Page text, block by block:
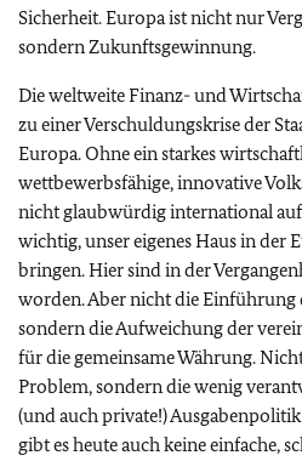
Sicherheit. Europa ist nicht nur
sondern Zukunftsgewinnung.
Die weltweite Finanz- und
zu einer Verschuldungskrise der
Europa. Ohne ein starkes
wettbewerbsfähige, innovative
nicht glaubwürdig international
wichtig, unser eigenes Haus in der
bringen. Hier sind in der
worden. Aber nicht die Einführung
sondern die Aufweichung der
für die gemeinsame Währung.
Problem, sondern die wenig
(und auch private!)
gibt es heute auch keine einfache,